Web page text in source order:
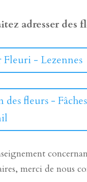
adresser des
Fleuri - Lezennes
des fleurs - Fâches
merci de nous